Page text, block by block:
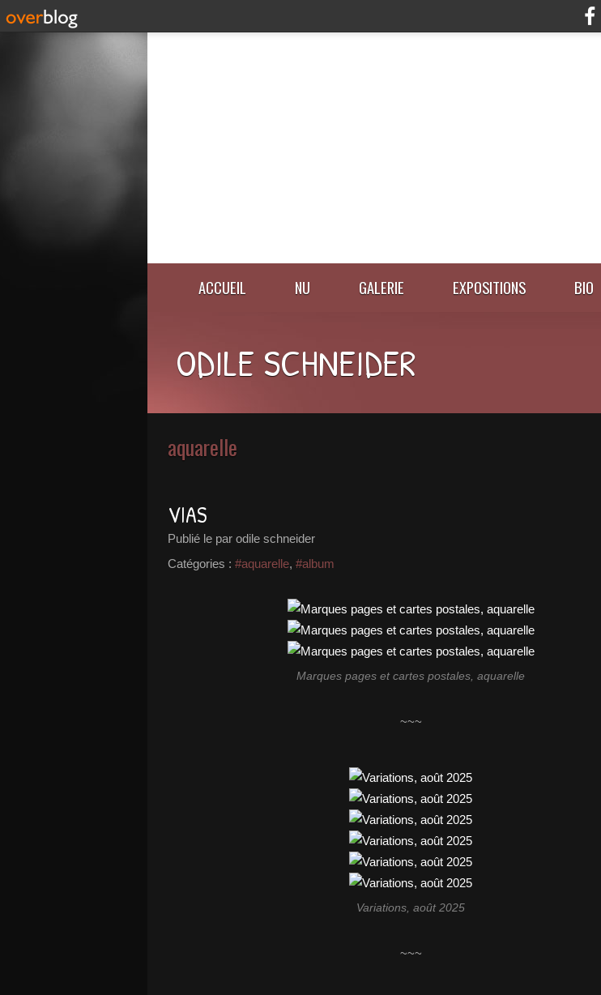
ACCUEIL NU GALERIE EXPOSITIONS BIO
ODILE SCHNEIDER
aquarelle
VIAS
Publié le par odile schneider
Catégories : #aquarelle, #album
Marques pages et cartes postales, aquarelle
~~~
Variations, août 2025
~~~